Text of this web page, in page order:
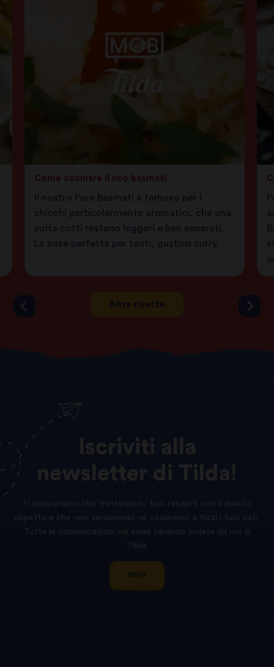
Come cucinare il riso basmati
Il nostro Pure Basmati è famoso per i
chicchi particolarmente aromatici, che una
volta cotti restano leggeri e ben separati.
La base perfetta per tanti, gustosi curry.
Altre ricette
Iscriviti alla
newsletter
Tilda!
Ti assicuriamo che tratteremo i tuoi recapiti con il dovuto
rispetto e che non venderemo né cederemo a terzi i tuoi dati.
Tutte le comunicazioni via email saranno inviate da noi di
Tilda.
INVIA